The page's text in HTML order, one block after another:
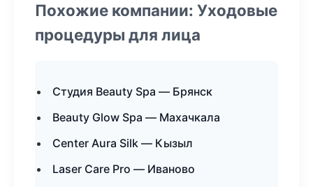
Похожие компании: Уходовые
процедуры для лица
Студия Beauty Spa — Брянск
Beauty Glow Spa — Махачкала
Center Aura Silk — Кызыл
Laser Care Pro — Иваново